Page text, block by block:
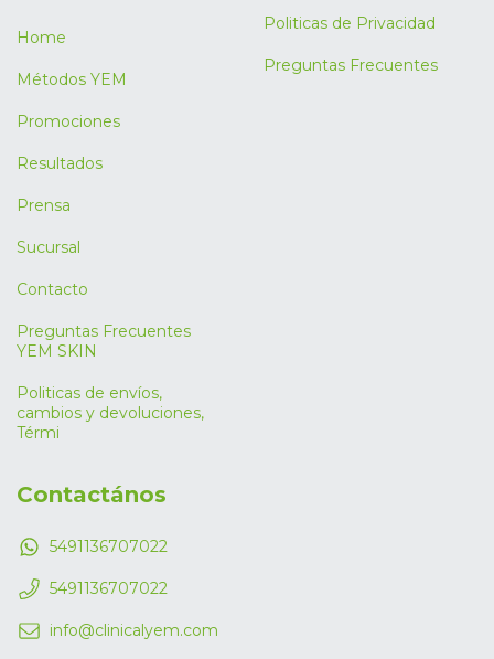
Home
Métodos YEM
Promociones
Resultados
Prensa
Sucursal
Contacto
Preguntas Frecuentes
YEM SKIN
Politicas de envíos,
cambios y devoluciones,
Térmi
Politicas de Privacidad
Preguntas Frecuentes
Contactános
5491136707022
5491136707022
info@clinicalyem.com